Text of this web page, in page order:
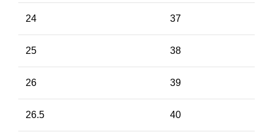
24 37
25 38
26 39
26.5 40